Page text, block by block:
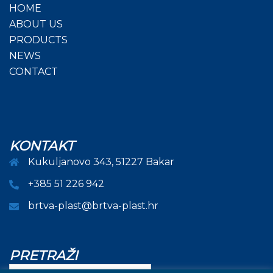
HOME
ABOUT US
PRODUCTS
NEWS
CONTACT
KONTAKT
Kukuljanovo 343, 51227 Bakar
+385 51 226 942
brtva-plast@brtva-plast.hr
PRETRAŽI